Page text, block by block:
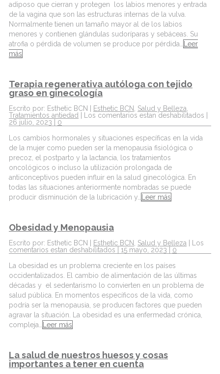
adiposo que cierran y protegen los labios menores y entrada
de la vagina que son las estructuras internas de la vulva.
Normalmente tienen un tamaño mayor al de los labios
menores y contienen glándulas sudoríparas y sebáceas. Su
atrofia o pérdida de volumen se produce por pérdida… Leer
más
Terapia regenerativa autóloga con tejido
graso en ginecología
Escrito por: Esthetic BCN | Esthetic BCN, Salud y Belleza,
Tratamientos antiedad
Los comentarios estan deshabilitados
26 julio, 2023 | 0
Los cambios hormonales y situaciones específicas en la vida
de la mujer como pueden ser la menopausia fisiológica o
precoz, el postparto y la lactancia, los tratamientos
oncológicos o incluso la utilización prolongada de
anticonceptivos pueden influir en la salud ginecológica. En
todas las situaciones anteriormente nombradas se puede
producir disminución de la lubricación y… Leer más
Obesidad y Menopausia
Escrito por: Esthetic BCN | Esthetic BCN Salud y Belleza
Los
comentarios estan deshabilitados | 15 mayo, 2023 | 0
La obesidad es un problema creciente en los países
occidentalizados. El cambio de alimentación de las últimas
décadas y el sedentarismo lo convierten en un problema de
salud pública. En momentos específicos de la vida, como
podría ser la menopausia, se producen factores que pueden
agravar la situación. La obesidad es una enfermedad crónica,
compleja…
Leer más
La salud de nuestros huesos y cosas
importantes a tener en cuenta